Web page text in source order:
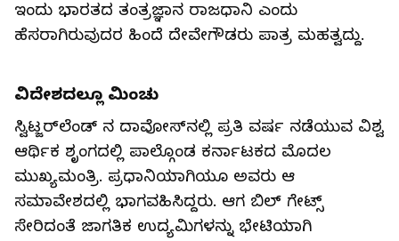
ಇಂದು ಭಾರತದ ತಂತ್ರಜ್ಞಾನ ರಾಜಧಾನಿ ಎಂದು
ಹೆಸರಾಗಿರುವುದರ ಹಿಂದೆ ದೇವೇಗೌಡರು ಪಾತ್ರ ಮಹತ್ವದ್ದು.
ವಿದೇಶದಲ್ಲೂ ಮಿಂಚು
ಸ್ವಿಟ್ಜರ್‌ಲೆಂಡ್ ನ ದಾವೋಸ್‌ನಲ್ಲಿ ಪ್ರತಿ ವರ್ಷ ನಡೆಯುವ ವಿಶ್ವ
ಆರ್ಥಿಕ ಶೃಂಗದಲ್ಲಿ ಪಾಲ್ಗೊಂಡ ಕರ್ನಾಟಕದ ಮೊದಲ
ಮುಖ್ಯಮಂತ್ರಿ. ಪ್ರಧಾನಿಯಾಗಿಯೂ ಅವರು ಆ
ಸಮಾವೇಶದಲ್ಲಿ ಭಾಗವಹಿಸಿದ್ದರು. ಆಗ ಬಿಲ್ ಗೇಟ್ಸ್
ಸೇರಿದಂತೆ ಜಾಗತಿಕ ಉದ್ಯಮಿಗಳನ್ನು ಭೇಟಿಯಾಗಿ